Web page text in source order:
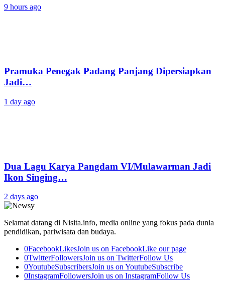
9 hours ago
Pramuka Penegak Padang Panjang Dipersiapkan
Jadi…
1 day ago
Dua Lagu Karya Pangdam VI/Mulawarman Jadi
Ikon Singing…
2 days ago
Selamat datang di Nisita.info, media online yang fokus pada dunia
pendidikan, pariwisata dan budaya.
0FacebookLikesJoin us on FacebookLike our page
0TwitterFollowersJoin us on TwitterFollow Us
0YoutubeSubscribersJoin us on YoutubeSubscribe
0InstagramFollowersJoin us on InstagramFollow Us